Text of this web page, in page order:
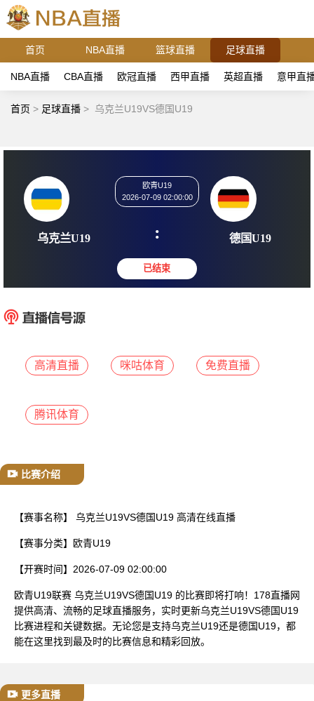
首页 NBA直播 篮球直播 足球直播
NBA直播 CBA直播 欧冠直播 西甲直播 英超直播 意甲直
首页 > 足球直播 > 乌克兰U19VS德国U19
乌克兰U19
2026-07-09 02:00:00
: 德国
高清直播 咪咕体育 免费直播
腾讯体育
比赛介绍
【赛事名称】 乌克兰U19VS德国U19 高清在线直播
【赛事分类】 欧青U19
【开赛时间】 2026-07-09 02:00:00
欧青U19联赛 乌克兰U19VS德国U19 的比赛即将打响！178直播网
提供高清、流畅的足球直播服务，实时更新乌克兰U19VS德国U19
比赛进程和关键数据。无论您是支持乌克兰U19还是德国U19，都
能在这里找到最及时的比赛信息和精彩回放。
更多直播